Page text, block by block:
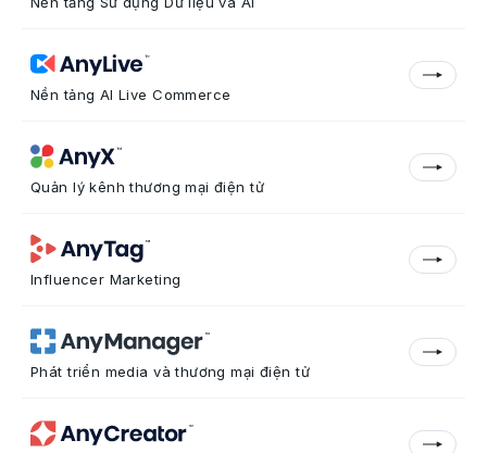
Nền tảng AI Live Commerce
Quản lý kênh thương mại điện tử
Influencer Marketing
Phát triển media và thương mại điện tử